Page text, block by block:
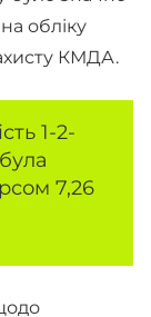
обліку
КМДА.
1-2-
7,26